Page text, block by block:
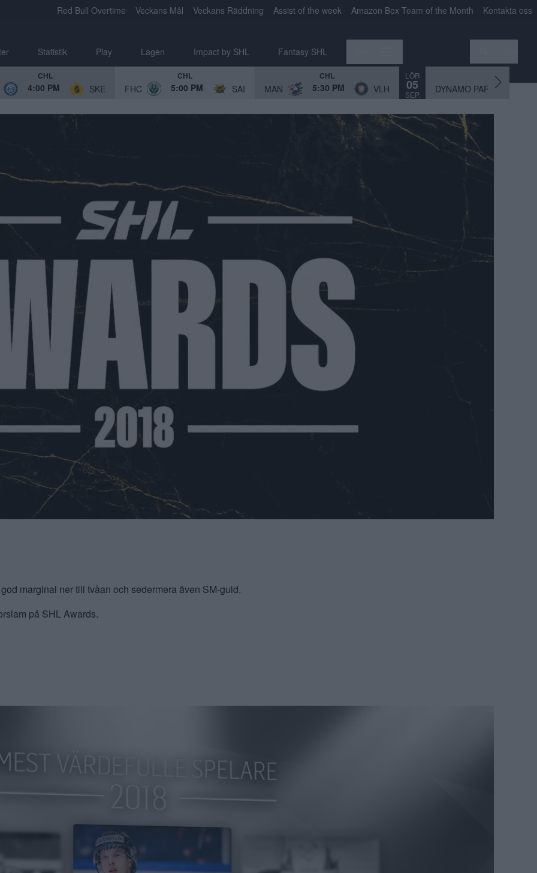
Red Bull Overtime Veckans Mål Veckans Räddning Assist of the week Amazon Box Team of the Month Kontakta oss
Statistik Play Lagen Impact by SHL Fantasy SHL
CHL
4:00 PM SKE
CHL
FHC 5:00 PM SAI
CHL
MAN 5:30 PM VLH
LÖR
05
SEP. DYNAMO PAR
marginal ner till tvåan och sedermera även SM-guld.
på SHL Awards.